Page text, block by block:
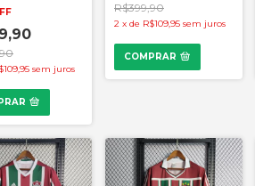
- Vermelho e
sem juros
R$399,90
2 x de R$109,95 sem juros
COMPRAR